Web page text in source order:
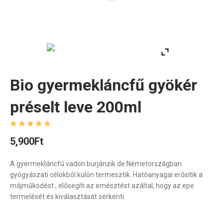
Bio gyermekláncfű gyökér
préselt leve 200ml
5,900Ft
A gyermekláncfű vadon burjánzik de Németországban
gyógyászati célokból külön termesztik. Hatóanyagai erősítik a
májműködést , elősegíti az emésztést azáltal, hogy az epe
termelését és kiválasztását serkenti.